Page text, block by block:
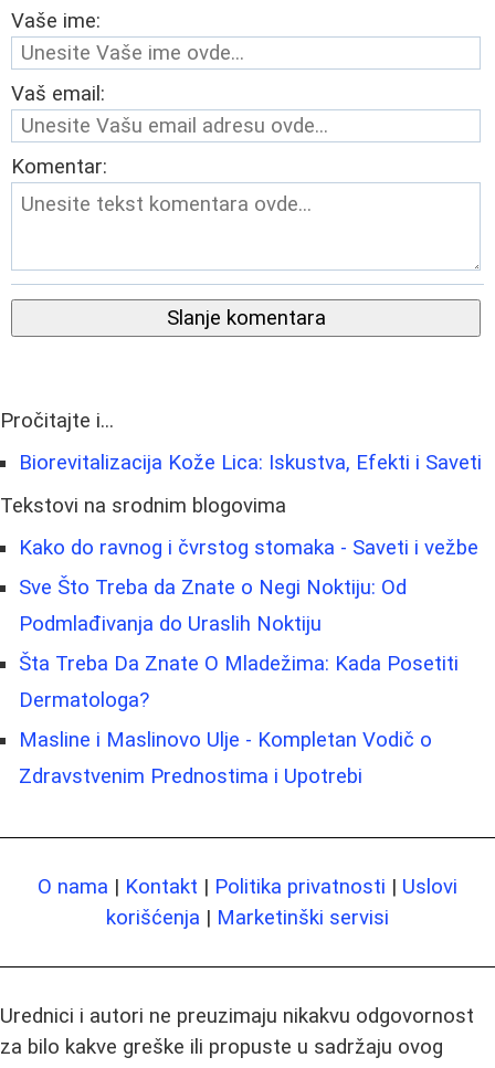
Vaše ime:
Vaš email:
Komentar:
Slanje komentara
Pročitajte i...
Biorevitalizacija Kože Lica: Iskustva, Efekti i Saveti
Tekstovi na srodnim blogovima
Kako do ravnog i čvrstog stomaka - Saveti i vežbe
Sve Što Treba da Znate o Negi Noktiju: Od
Podmlađivanja do Uraslih Noktiju
Šta Treba Da Znate O Mladežima: Kada Posetiti
Dermatologa?
Masline i Maslinovo Ulje - Kompletan Vodič o
Zdravstvenim Prednostima i Upotrebi
O nama | Kontakt | Politika privatnosti | Uslovi
korišćenja | Marketinški servisi
Urednici i autori ne preuzimaju nikakvu odgovornost
za bilo kakve greške ili propuste u sadržaju ovog